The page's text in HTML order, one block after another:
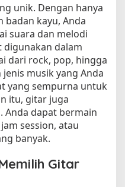
unik. Dengan hanya
badan kayu, Anda
suara dan melodi
digunakan dalam
dari rock, pop, hingga
musik yang Anda
yang sempurna untuk
itu, gitar juga
Anda dapat bermain
session, atau
banyak.
Gitar